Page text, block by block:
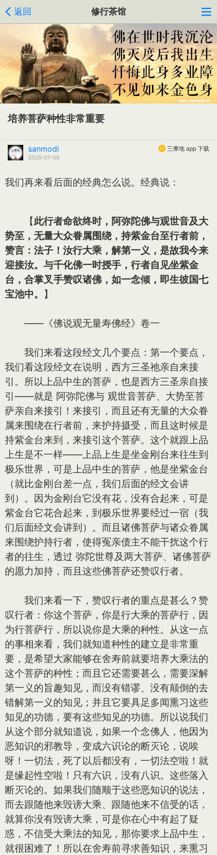
返回 修行茶馆
培养菩萨种性非常重要
三摩地 app 下载
sanmodi
2020-07-06
我们再来看后面的经典怎么说。经典说：
【此行者命欲终时，阿弥陀佛与观世音及大
势至，无量大众眷属围绕，持紫金台至行者前，
赞言：法子！汝行大乘，解第一义，是故我今来
迎接汝。与千化佛一时授手，行者自见坐紫金
台，合掌叉手赞叹诸佛，如一念倾，即生彼国七
宝池中。
】
——《佛说观无量寿佛经》卷一
我们来看这段经文几个要点：第一个要点，
我们看这段经文在说明，西方三圣祂亲自来接
引。所以上品中生的菩萨，也是西方三圣亲自接
引——就是 阿弥陀佛与 观世音菩萨、大势至菩
萨亲自来接引！来接引，而且还有无量的大众眷
属来围绕在行者前，来护持摄受，而且这时候是
持紫金台来到，来接引这个菩萨。这个就跟上品
上生是不一样——上品上生是坐金刚台来往生到
极乐世界，可是上品中生的菩萨，他是坐紫金台
（就比金刚台差一点，我们后面的经文会讲
到）。因为金刚台它没有花，没有合起来，可是
紫金台它花合起来，到极乐世界要经过一宿（我
们后面经文会讲到）。而且诸佛菩萨与诸众眷属
来围绕护持行者，使得冤亲债主不能干扰这个行
者的往生，透过 弥陀世尊及两大菩萨、诸佛菩萨
的愿力加持，而且这些佛菩萨还赞叹行者。
我们来看一下，赞叹行者的重点是甚么？赞
叹行者：你这个菩萨，你是行大乘的菩萨行，因
为行菩萨行，所以说你是大乘的种性。从这一点
的事相来看，我们就知道种性的建立是非常重
要，是希望大家能够在舍寿前就要培养大乘法的
这个菩萨的种性；而且它还需要甚么，需要深解
第一义的旨趣知见，而没有错谬、没有颠倒的去
错解第一义的知见；并且它要具足多闻熏习这些
知见的功德，要有这些知见的功德。所以说我们
从这个部分就知道说，如果一个念佛人，他因为
恶知识的邪教导，变成六识论的断灭论，说唉
呀！一切法，死了以后都没有，一切法空啦！就
是缘起性空啦！只有六识，没有八识。这些落入
断灭论的。如果我们随顺于这些恶知识的说法，
而去跟随他来毁谤大乘、跟随他来不信受的话，
就算你没有毁谤大乘，可是你在心中有起了疑
惑，不信受大乘法的知见，那你要求上品中生，
就很困难了！所以在舍寿前寻求善知识，来熏习